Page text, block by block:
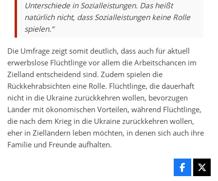
Unterschiede in Sozialleistungen. Das heißt
natürlich nicht, dass Sozialleistungen keine Rolle
spielen.“
Die Umfrage zeigt somit deutlich, dass auch für aktuell
erwerbslose Flüchtlinge vor allem die Arbeitschancen im
Zielland entscheidend sind. Zudem spielen die
Rückkehrabsichten eine Rolle. Flüchtlinge, die dauerhaft
nicht in die Ukraine zurückkehren wollen, bevorzugen
Länder mit ökonomischen Vorteilen, während Flüchtlinge,
die nach dem Krieg in die Ukraine zurückkehren wollen,
eher in Zielländern leben möchten, in denen sich auch ihre
Familie und Freunde aufhalten.